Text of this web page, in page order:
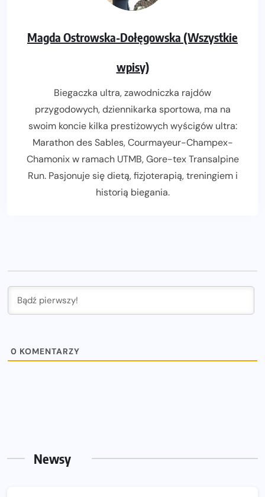
Magda Ostrowska-Dołęgowska (Wszystkie
wpisy)
Biegaczka ultra, zawodniczka rajdów
przygodowych, dziennikarka sportowa, ma na
swoim koncie kilka prestiżowych wyścigów ultra:
Marathon des Sables, Courmayeur-Champex-
Chamonix w ramach UTMB, Gore-tex Transalpine
Run. Pasjonuje się dietą, fizjoterapią, treningiem i
historią biegania.
0 KOMENTARZY
Newsy